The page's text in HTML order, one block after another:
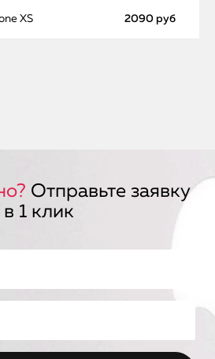
XS 2090 руб
Отправьте заявку
в 1 клик